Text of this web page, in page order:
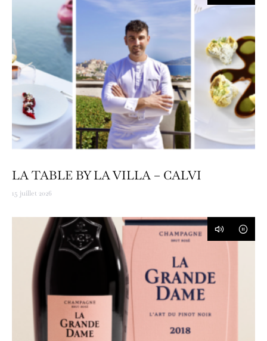
LA TABLE BY LA VILLA – CALVI
15 juillet 2026